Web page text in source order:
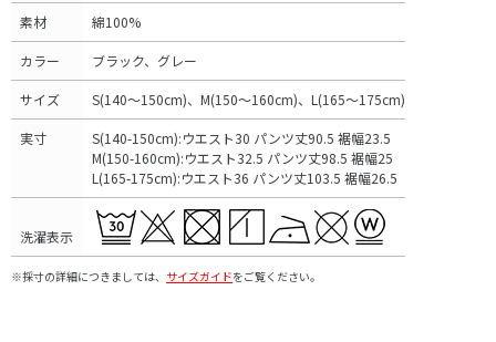
素材 綿100%
カラー ブラック、グレー
サイズ S(140～150cm)、M(150～160cm)、L(165～175cm)
実寸
S(140-150cm):ウエスト30 パンツ丈90.5 裾幅23.5
M(150-160cm):ウエスト32.5 パンツ丈98.5 裾幅25
L(165-175cm):ウエスト36 パンツ丈103.5 裾幅26.5
洗濯表示
※採寸の詳細につきましては、 サイズガイドをご覧ください。